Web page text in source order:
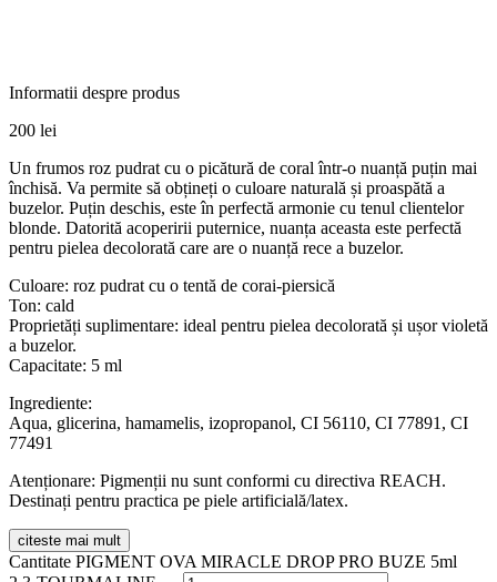
Informatii despre produs
200 lei
Un frumos roz pudrat cu o picătură de coral într-o nuanță puțin mai
închisă. Va permite să obțineți o culoare naturală și proaspătă a
buzelor. Puțin deschis, este în perfectă armonie cu tenul clientelor
blonde. Datorită acoperirii puternice, nuanța aceasta este perfectă
pentru pielea decolorată care are o nuanță rece a buzelor.
Culoare: roz pudrat cu o tentă de corai-piersică
Ton: cald
Proprietăți suplimentare: ideal pentru pielea decolorată și ușor violetă
a buzelor.
Capacitate: 5 ml
Ingrediente:
Aqua, glicerina, hamamelis, izopropanol, CI 56110, CI 77891, CI
77491
Atenționare: Pigmenții nu sunt conformi cu directiva REACH.
Destinați pentru practica pe piele artificială/latex.
citeste mai mult
Cantitate PIGMENT OVA MIRACLE DROP PRO BUZE 5ml